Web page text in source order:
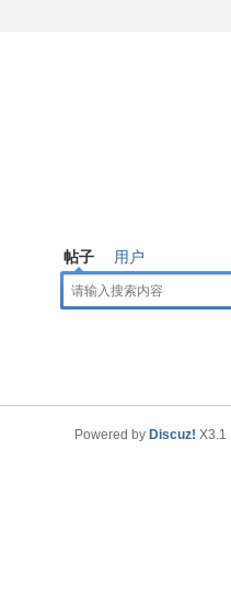
帖子 用户
Powered by Discuz! X3.1